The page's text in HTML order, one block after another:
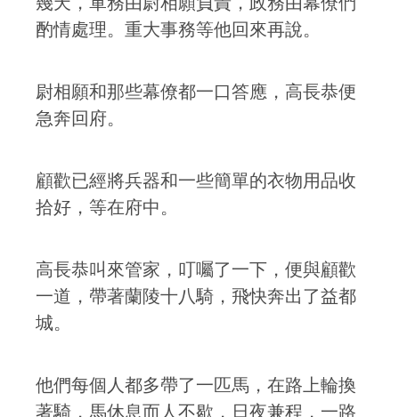
酌情處理。重大事務等他回來再說。
尉相願和那些幕僚都一口答應，高長恭便
急奔回府。
顧歡已經將兵器和一些簡單的衣物用品收
拾好，等在府中。
高長恭叫來管家，叮囑了一下，便與顧歡
一道，帶著蘭陵十八騎，飛快奔出了益都
城。
他們每個人都多帶了一匹馬，在路上輪換
著騎，馬休息而人不歇，日夜兼程，一路